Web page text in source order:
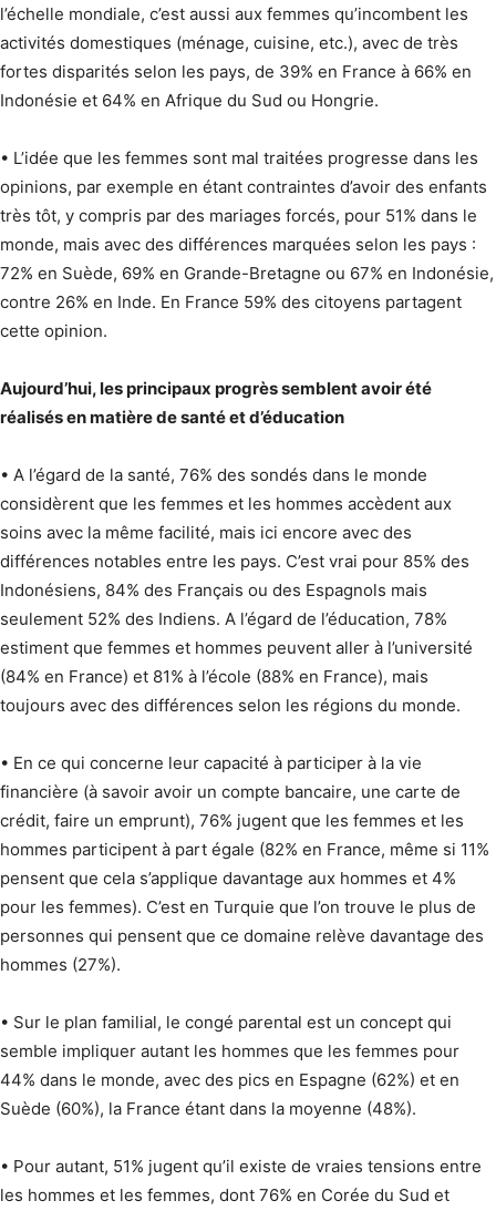
l’échelle mondiale, c’est aussi aux femmes qu’incombent les
activités domestiques (ménage, cuisine, etc.), avec de très
fortes disparités selon les pays, de 39% en France à 66% en
Indonésie et 64% en Afrique du Sud ou Hongrie.
• L’idée que les femmes sont mal traitées progresse dans les
opinions, par exemple en étant contraintes d’avoir des enfants
très tôt, y compris par des mariages forcés, pour 51% dans le
monde, mais avec des différences marquées selon les pays :
72% en Suède, 69% en Grande-Bretagne ou 67% en Indonésie,
contre 26% en Inde. En France 59% des citoyens partagent
cette opinion.
Aujourd’hui, les principaux progrès semblent avoir été
réalisés en matière de santé et d’éducation
• A l’égard de la santé, 76% des sondés dans le monde
considèrent que les femmes et les hommes accèdent aux
soins avec la même facilité, mais ici encore avec des
différences notables entre les pays. C’est vrai pour 85% des
Indonésiens, 84% des Français ou des Espagnols mais
seulement 52% des Indiens. A l’égard de l’éducation, 78%
estiment que femmes et hommes peuvent aller à l’université
(84% en France) et 81% à l’école (88% en France), mais
toujours avec des différences selon les régions du monde.
• En ce qui concerne leur capacité à participer à la vie
financière (à savoir avoir un compte bancaire, une carte de
crédit, faire un emprunt), 76% jugent que les femmes et les
hommes participent à part égale (82% en France, même si 11%
pensent que cela s’applique davantage aux hommes et 4%
pour les femmes). C’est en Turquie que l’on trouve le plus de
personnes qui pensent que ce domaine relève davantage des
hommes (27%).
• Sur le plan familial, le congé parental est un concept qui
semble impliquer autant les hommes que les femmes pour
44% dans le monde, avec des pics en Espagne (62%) et en
Suède (60%), la France étant dans la moyenne (48%).
• Pour autant, 51% jugent qu’il existe de vraies tensions entre
les hommes et les femmes, dont 76% en Corée du Sud et